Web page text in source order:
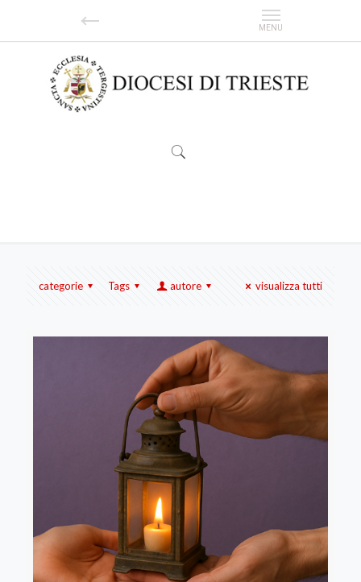
categorie Tags autore visualizza tutti